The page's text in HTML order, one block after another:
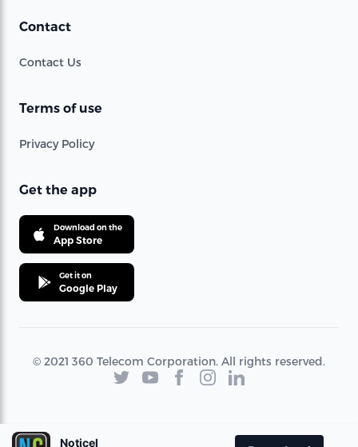
Contact
Contact Us
Terms of use
Privacy Policy
Get the app
Download on the
App Store
Get it on
Google Play
© 2021 360 Telecom Corporation. All rights reserved.
Noticel